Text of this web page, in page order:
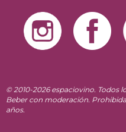
© 2010-2026 espaciovino. Todos
Beber con moderación.
años.